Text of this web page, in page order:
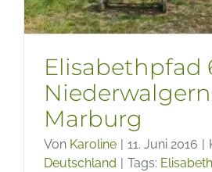
Elisabethpfad
Marburg
Von Karoline 11. Juni 2016
Deutschland
Tags: